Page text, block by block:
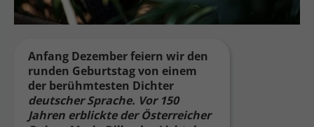
Anfang Dezember feiern wir den
runden Geburtstag von einem
der berühmtesten Dichter
deutscher Sprache. Vor 150
Jahren erblickte der Österreicher